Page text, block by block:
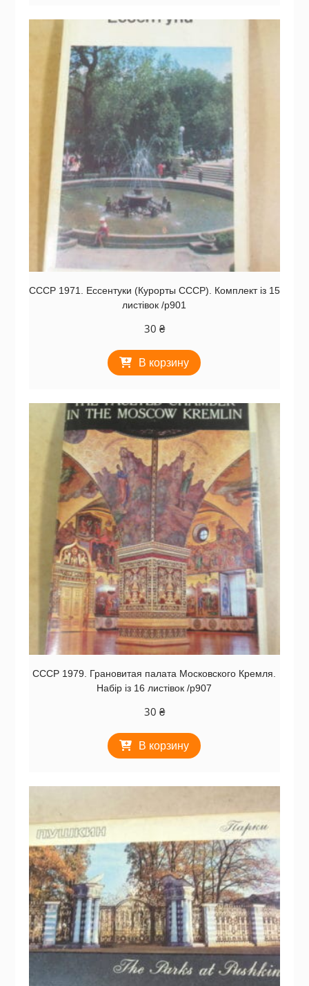
СССР 1971. Ессентуки (Курорты СССР). Комплект із 15
листівок /р901
30 ₴
В корзину
СССР 1979. Грановитая палата Московского Кремля.
Набір із 16 листівок /р907
30 ₴
В корзину